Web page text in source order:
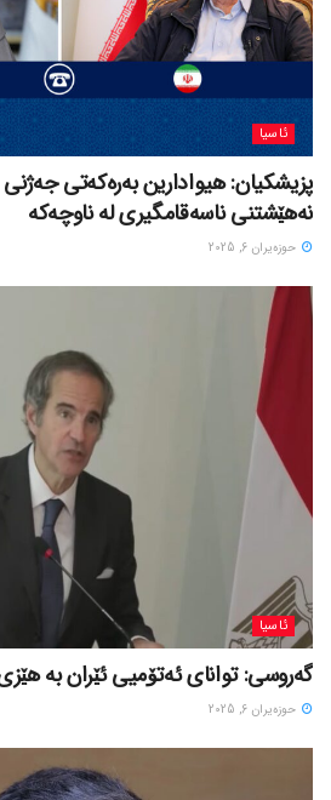
ئاسیا
پزیشکیان: هیوادارین بەرەکەتی
نەهێشتنی ناسەقامگیری لە ناوچەکە
حوزه‌یران 6, 2025
ئاسیا
گەروسی: توانای ئەتۆمیی ئێران بە
حوزه‌یران 6, 2025